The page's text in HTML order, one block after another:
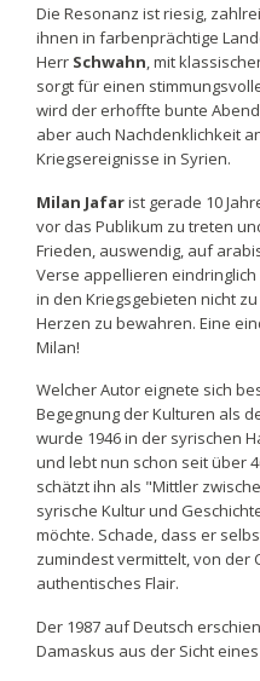
Die Resonanz ist riesig,
ihnen in farbenprächtige
Herr Schwahn, mit
sorgt für einen
wird der erhoffte bunte
aber auch Nachdenklichkeit
Kriegsereignisse in Syrien.
Milan Jafarist gerade 10
vor das Publikum zu treten
Frieden, auswendig, auf
Verse appellieren
in den Kriegsgebieten nicht
Herzen zu bewahren. Eine
Milan!
Welcher Autor eignete sich
Begegnung der Kulturen als
wurde 1946 in der syrischen
und lebt nun schon seit über
schätzt ihn als "Mittler
syrische Kultur und
möchte. Schade, dass er
zumindest vermittelt, von der
authentisches Flair.
Der 1987 auf Deutsch
Damaskus aus der Sicht